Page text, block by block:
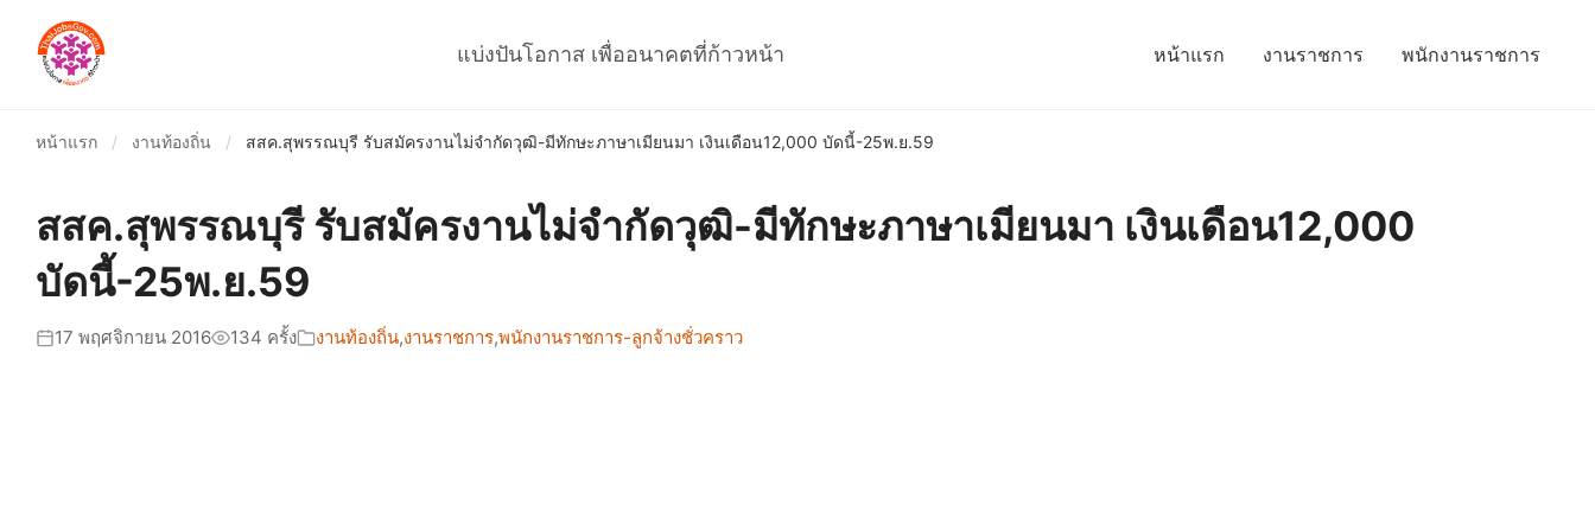
แบ่งปันโอกาส เพื่ออนาคตที่ก้าวหน้า หน้าแรก งานราชการ พนักงานราชการ
หน้าแรก / งานท้องถิ่น / สสค.สุพรรณบุรี รับสมัครงานไม่จำกัดวุฒิ-มีทักษะภาษาเมียนมา เงินเดือน12,000 บัดนี้-25พ.ย.59
สสค.สุพรรณบุรี รับสมัครงานไม่จำกัดวุฒิ-มีทักษะภาษาเมียนมา เงินเดือน12,000
บัดนี้-25พ.ย.59
17 พฤศจิกายน 2016 134 ครั้ง งานท้องถิ่น,งานราชการ,พนักงานราชการ-ลูกจ้างชั่วคราว